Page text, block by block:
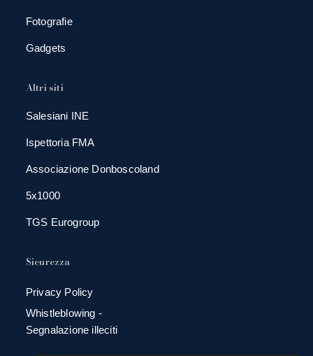
Fotografie
Gadgets
Altri siti
Salesiani INE
Ispettoria FMA
Associazione Donboscoland
5x1000
TGS Eurogroup
Sicurezza
Privacy Policy
Whistleblowing -
Segnalazione illeciti